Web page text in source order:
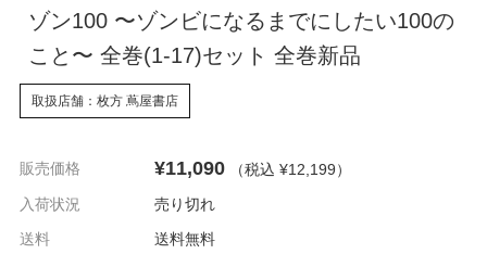
ゾン100 〜ゾンビになるまでにしたい100の
こと〜 全巻(1-17)セット 全巻新品
取扱店舗：枚方 蔦屋書店
販売価格 ¥11,090 （税込 ¥12,199）
入荷状況
売り切れ
送料
送料無料